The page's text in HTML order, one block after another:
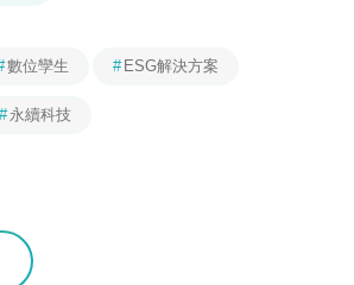
數位孿生 ESG解決方案
永續科技